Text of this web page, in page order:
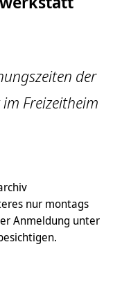
der
Freizeitheim
nur montags
Anmeldung unter